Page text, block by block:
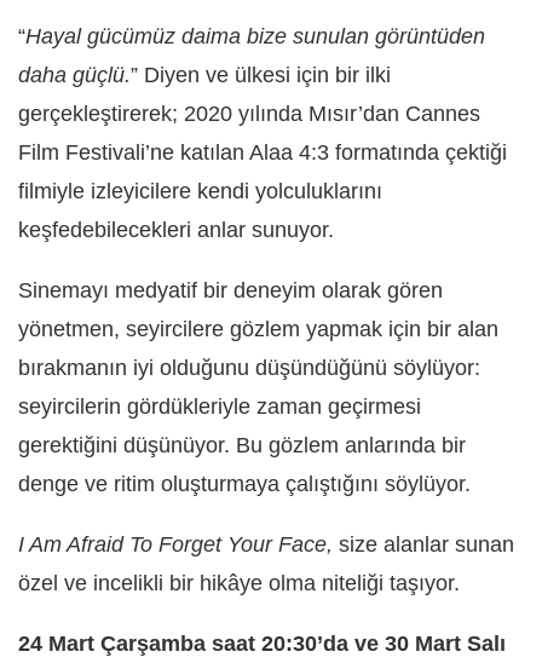
“Hayal gücümüz daima bize sunulan görüntüden
daha güçlü.” Diyen ve ülkesi için bir ilki
gerçekleştirerek; 2020 yılında Mısır’dan Cannes
Film Festivali’ne katılan Alaa 4:3 formatında çektiği
filmiyle izleyicilere kendi yolculuklarını
keşfedebilecekleri anlar sunuyor.
Sinemayı medyatif bir deneyim olarak gören
yönetmen, seyircilere gözlem yapmak için bir alan
bırakmanın iyi olduğunu düşündüğünü söylüyor:
seyircilerin gördükleriyle zaman geçirmesi
gerektiğini düşünüyor. Bu gözlem anlarında bir
denge ve ritim oluşturmaya çalıştığını söylüyor.
I Am Afraid To Forget Your Face, size alanlar sunan
özel ve incelikli bir hikâye olma niteliği taşıyor.
24 Mart Çarşamba saat 20:30’da ve 30 Mart Salı